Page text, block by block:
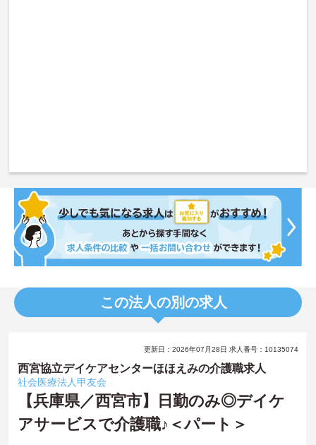
この法人の別の求人
更新日：2026年07月28日 求人番号：10135074
西宮協立デイケアセンターほほえみの介護職求人
社会医療法人甲友会
【兵庫県／西宮市】日勤のみ◎デイケ
アサービスで介護職♪＜パート＞